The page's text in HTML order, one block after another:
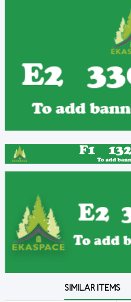
SIMILAR ITEMS